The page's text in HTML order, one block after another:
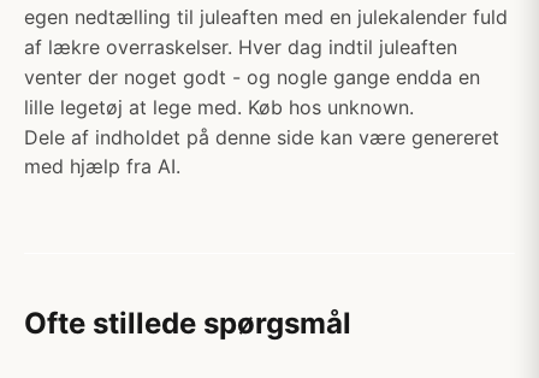
egen nedtælling til juleaften med en julekalender fuld
af lækre overraskelser. Hver dag indtil juleaften
venter der noget godt - og nogle gange endda en
lille legetøj at lege med. Køb hos unknown.
Dele af indholdet på denne side kan være genereret
med hjælp fra AI.
Ofte stillede spørgsmål